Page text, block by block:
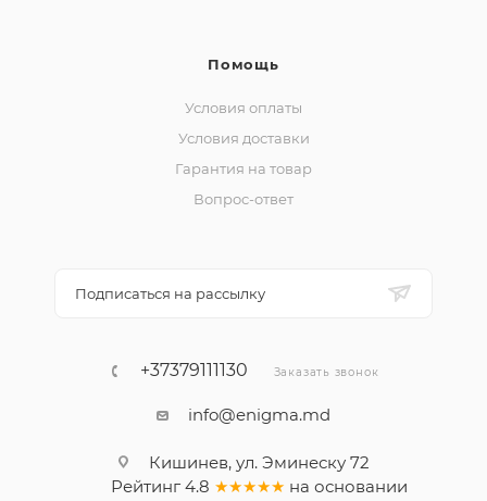
Помощь
Условия оплаты
Условия доставки
Гарантия на товар
Вопрос-ответ
Подписаться на рассылку
+37379111130 Заказать звонок
info@enigma.md
Кишинев, ул. Эминеску 72
Рейтинг 4.8 ★★★★★ на основании